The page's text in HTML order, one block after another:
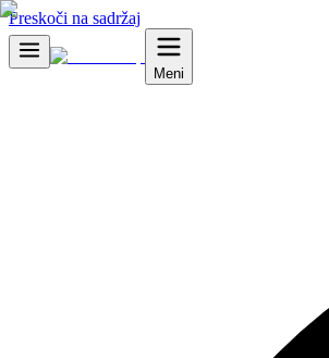
Preskoči na sadržaj
Meni